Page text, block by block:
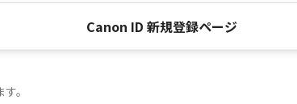
Canon ID 新規登録ページ
。